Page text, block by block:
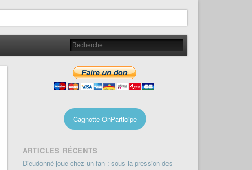
Cagnotte OnParticipe
ARTICLES RÉCENTS
Dieudonné joue chez un fan : sous la pression des